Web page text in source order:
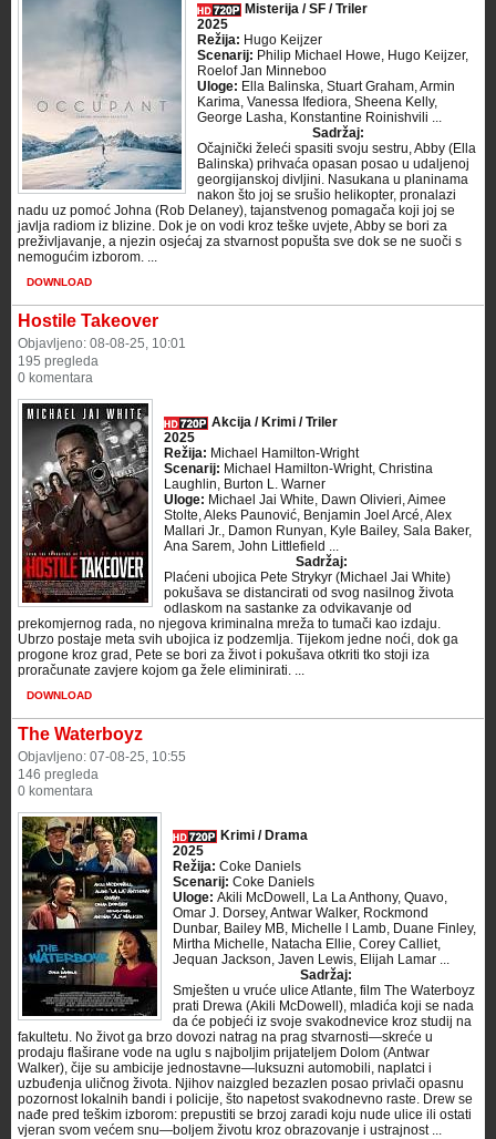
Misterija / SF / Triler
2025
Režija: Hugo Keijzer
Scenarij: Philip Michael Howe, Hugo Keijzer,
Roelof Jan Minneboo
Uloge: Ella Balinska, Stuart Graham, Armin
Karima, Vanessa Ifediora, Sheena Kelly,
George Lasha, Konstantine Roinishvili ...
Sadržaj:
Očajnički želeći spasiti svoju sestru, Abby (Ella
Balinska) prihvaća opasan posao u udaljenoj
georgijanskoj divljini. Nasukana u planinama
nakon što joj se srušio helikopter, pronalazi
nadu uz pomoć Johna (Rob Delaney), tajanstvenog pomagača koji joj se
javlja radiom iz blizine. Dok je on vodi kroz teške uvjete, Abby se bori za
preživljavanje, a njezin osjećaj za stvarnost popušta sve dok se ne suoči s
nemogućim izborom. ...
DOWNLOAD
Hostile Takeover
Objavljeno: 08-08-25, 10:01
195 pregleda
0 komentara
Akcija / Krimi / Triler
2025
Režija: Michael Hamilton-Wright
Scenarij: Michael Hamilton-Wright, Christina
Laughlin, Burton L. Warner
Uloge: Michael Jai White, Dawn Olivieri, Aimee
Stolte, Aleks Paunović, Benjamin Joel Arcé, Alex
Mallari Jr., Damon Runyan, Kyle Bailey, Sala Baker,
Ana Sarem, John Littlefield ...
Sadržaj:
Plaćeni ubojica Pete Strykyr (Michael Jai White)
pokušava se distancirati od svog nasilnog života
odlaskom na sastanke za odvikavanje od
prekomjernog rada, no njegova kriminalna mreža to tumači kao izdaju.
Ubrzo postaje meta svih ubojica iz podzemlja. Tijekom jedne noći, dok ga
progone kroz grad, Pete se bori za život i pokušava otkriti tko stoji iza
proračunate zavjere kojom ga žele eliminirati. ...
DOWNLOAD
The Waterboyz
Objavljeno: 07-08-25, 10:55
146 pregleda
0 komentara
Krimi / Drama
2025
Režija: Coke Daniels
Scenarij: Coke Daniels
Uloge: Akili McDowell, La La Anthony, Quavo,
Omar J. Dorsey, Antwar Walker, Rockmond
Dunbar, Bailey MB, Michelle l Lamb, Duane Finley,
Mirtha Michelle, Natacha Ellie, Corey Calliet,
Jequan Jackson, Javen Lewis, Elijah Lamar ...
Sadržaj:
Smješten u vruće ulice Atlante, film The Waterboyz
prati Drewa (Akili McDowell), mladića koji se nada
da će pobjeći iz svoje svakodnevice kroz studij na
fakultetu. No život ga brzo dovozi natrag na prag stvarnosti—skreće u
prodaju flaširane vode na uglu s najboljim prijateljem Dolom (Antwar
Walker), čije su ambicije jednostavne—luksuzni automobili, naplatci i
uzbuđenja uličnog života. Njihov naizgled bezazlen posao privlači opasnu
pozornost lokalnih bandi i policije, što napetost svakodnevno raste. Drew se
nađe pred teškim izborom: prepustiti se brzoj zaradi koju nude ulice ili ostati
vjeran svom većem snu—boljem životu kroz obrazovanje i ustrajnost ...